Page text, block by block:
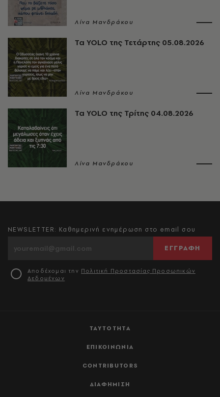
Λίνα Μανδράκου
Τα YOLO της Τετάρτης 05.08.2026
Λίνα Μανδράκου
Τα YOLO της Τρίτης 04.08.2026
Λίνα Μανδράκου
ΤΑΥΤΟΤΗΤΑ
ΕΠΙΚΟΙΝΩΝΙΑ
CONTRIBUTORS
ΔΙΑΦΗΜΙΣΗ
NEWSLETTER: Καθημερινή ενημέρωση στο email σου
ΕΓΓΡΑΦΗ
Αποδέχομαι την Πολιτική Προστασίας Προσωπικών
Δεδομένων